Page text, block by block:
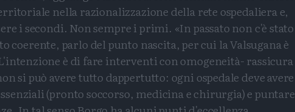
nella razionalizzazione della rete ospedaliera e,
i secondi. Non sempre i primi. «In passato non c'è stato
coerente, parlo del punto nascita, per cui la Valsugana è
è di fare interventi con omogeneità- rassicura
si può avere tutto dappertutto: ogni ospedale deve avere
(pronto soccorso, medicina e chirurgia) e puntare